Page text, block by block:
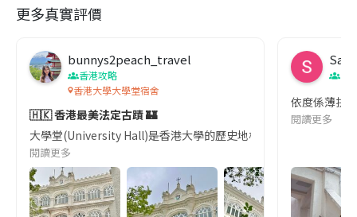
更多真實評價
bunnys2peach_travel
香港攻略
香港大學大學堂宿舍
🇭🇰 香港最美法定古蹟 🏰
大學堂(University Hall)是香港大學的歷史地標,更在1995年列為
閱讀更多
依度係薄扶
閱讀更多